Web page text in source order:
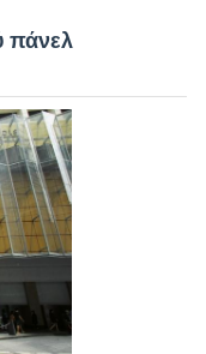
πάνελ